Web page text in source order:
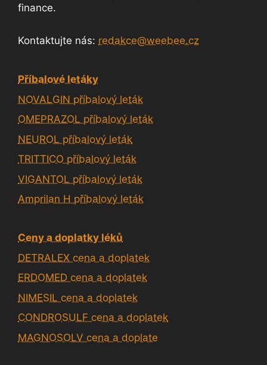
finance.
Kontaktujte nás: redakce@weebee.cz
Příbalové letáky
NOVALGIN příbalový leták
OMEPRAZOL příbalový leták
NEUROL příbalový leták
TRITTICO příbalový leták
VIGANTOL příbalový leták
Amprilan H příbalový leták
Ceny a doplatky léků
DETRALEX cena a doplatek
ERDOMED cena a doplatek
NIMESIL cena a doplatek
CONDROSULF cena a doplatek
MAGNOSOLV cena a doplate